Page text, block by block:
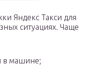
Яндекс Такси для
ситуациях. Чаще
в машине;